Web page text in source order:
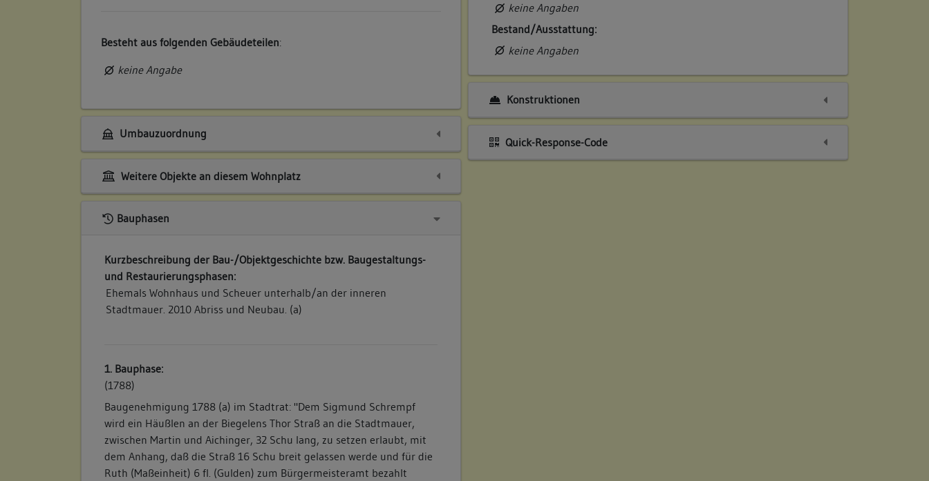
Besteht aus folgenden Gebäudeteilen:
keine Angabe
Umbauzuordnung
Weitere Objekte an diesem Wohnplatz
Bauphasen
Kurzbeschreibung der Bau-/Objektgeschichte bzw. Baugestaltungs-
und Restaurierungsphasen:
Ehemals Wohnhaus und Scheuer unterhalb/an der inneren
Stadtmauer. 2010 Abriss und Neubau. (a)
1. Bauphase:
(1788)
Baugenehmigung 1788 (a) im Stadtrat: "Dem Sigmund Schrempf
wird ein Häußlen an der Biegelens Thor Straß an die Stadtmauer,
zwischen Martin und Aichinger, 32 Schu lang, zu setzen erlaubt, mit
dem Anhang, daß die Straß 16 Schu breit gelassen werde und für die
Ruth (Maßeinheit) 6 fl. (Gulden) zum Bürgermeisteramt bezahlt
keine Angaben
Bestand/Ausstattung:
keine Angaben
Konstruktionen
Quick-Response-Code